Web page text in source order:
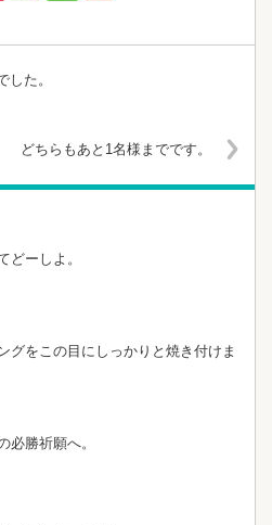
した。
どちらもあと1名様までです。
どーしよ。
グをこの目にしっかりと焼き付けま
必勝祈願へ。